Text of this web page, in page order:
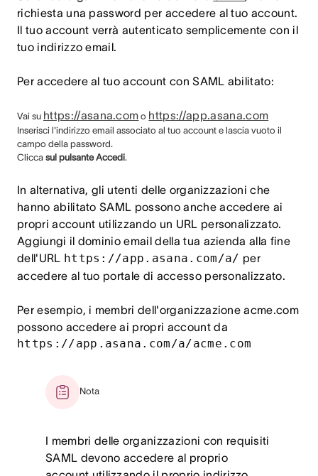
richiesta una password per accedere al tuo account.
Il tuo account verrà autenticato semplicemente con il
tuo indirizzo email.
Per accedere al tuo account con SAML abilitato:
Vai su https://asana.com o https://app.asana.com
Inserisci l'indirizzo email associato al tuo account e lascia vuoto il
campo della password.
Clicca sul pulsante Accedi.
In alternativa, gli utenti delle organizzazioni che
hanno abilitato SAML possono anche accedere ai
propri account utilizzando un URL personalizzato.
Aggiungi il dominio email della tua azienda alla fine
dell'URL https://app.asana.com/a/ per
accedere al tuo portale di accesso personalizzato.
Per esempio, i membri dell'organizzazione acme.com
possono accedere ai propri account da
https://app.asana.com/a/acme.com
Nota
I membri delle organizzazioni con requisiti
SAML devono accedere al proprio